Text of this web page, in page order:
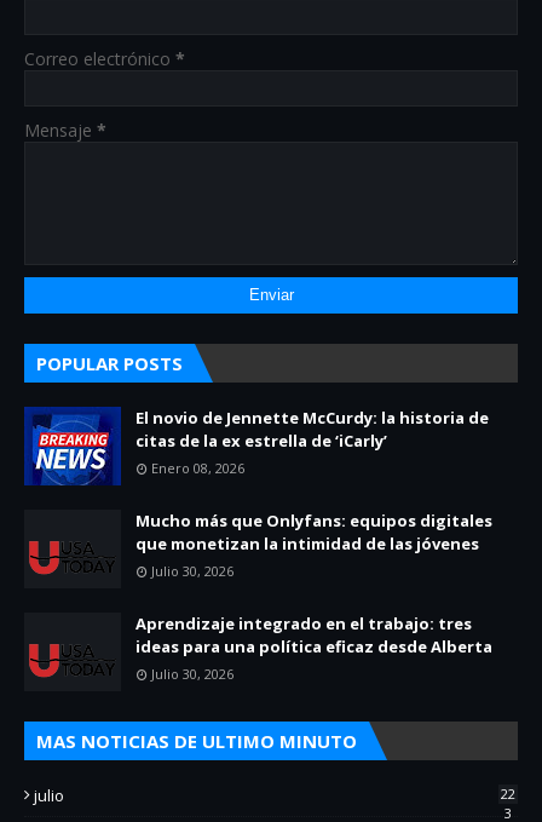
Correo electrónico *
Mensaje *
POPULAR POSTS
El novio de Jennette McCurdy: la historia de
citas de la ex estrella de ‘iCarly’
Enero 08, 2026
Mucho más que Onlyfans: equipos digitales
que monetizan la intimidad de las jóvenes
Julio 30, 2026
Aprendizaje integrado en el trabajo: tres
ideas para una política eficaz desde Alberta
Julio 30, 2026
MAS NOTICIAS DE ULTIMO MINUTO
julio
22
3